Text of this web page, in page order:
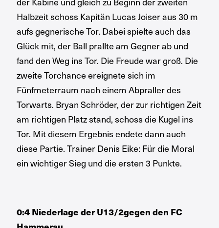
Halbzeit schoss Kapitän Lucas Joiser aus 30 m
aufs gegnerische Tor. Dabei spielte auch das
Glück mit, der Ball prallte am Gegner ab und
fand den Weg ins Tor. Die Freude war groß. Die
zweite Torchance ereignete sich im
Fünfmeterraum nach einem Abpraller des
Torwarts. Bryan Schröder, der zur richtigen Zeit
am richtigen Platz stand, schoss die Kugel ins
Tor. Mit diesem Ergebnis endete dann auch
diese Partie. Trainer Denis Eike: Für die Moral
ein wichtiger Sieg und die ersten 3 Punkte.
0:4 Niederlage der U13/2gegen den FC